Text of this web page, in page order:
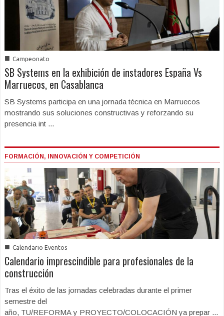
■ Campeonato
SB Systems en la exhibición de instadores España Vs
Marruecos, en Casablanca
SB Systems participa en una jornada técnica en Marruecos
mostrando sus soluciones constructivas y reforzando su
presencia int ...
FORMACIÓN, INNOVACIÓN Y COMPETICIÓN
■ Calendario Eventos
Calendario imprescindible para profesionales de la
construcción
Tras el éxito de las jornadas celebradas durante el primer
semestre del
año, TU/REFORMA y PROYECTO/COLOCACIÓN ya prepar ...